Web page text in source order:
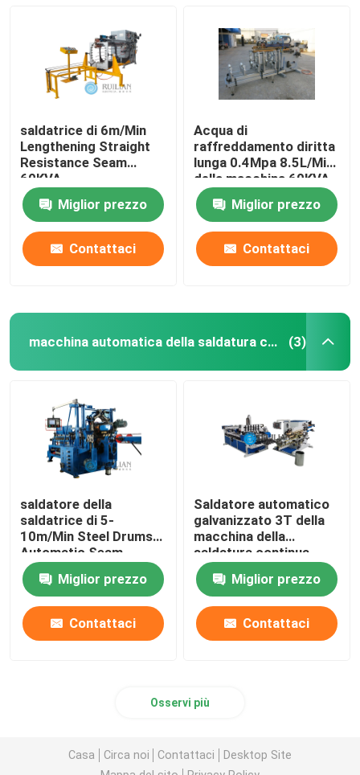
saldatrice di 6m/Min
Lengthening Straight
Resistance Seam
60KVA
Miglior prezzo
Contattaci
Acqua di
raffreddamento diritta
lunga 0.4Mpa 8.5L/Min
della macchina 60KVA
della saldatura
continua di RUILIAN
Miglior prezzo
Contattaci
macchina automatica della saldatura continua (3)
saldatore della
saldatrice di 5-
10m/Min Steel Drums
Automatic Seam
Miglior prezzo
Contattaci
Saldatore automatico
galvanizzato 3T della
macchina della
saldatura continua
della lamiera di acciaio
Miglior prezzo
Contattaci
Osservi più
Casa Circa noi Contattaci
Desktop Site